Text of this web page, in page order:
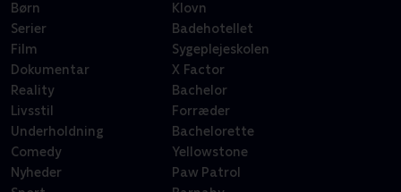
Børn
Serier
Film
Dokumentar
Reality
Livsstil
Underholdning
Comedy
Nyheder
Klovn
Badehotellet
Sygeplejeskolen
X Factor
Bachelor
Forræder
Bachelorette
Yellowstone
Paw Patrol